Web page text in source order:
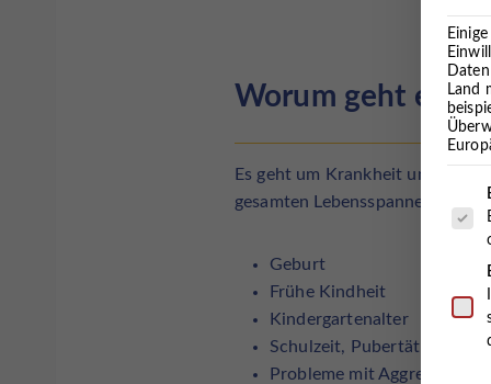
Worum geht es?
Es geht um Krankheit und
gesamten Lebensspanne:
Geburt
Frühe Kindheit
Kindergartenalter
Schulzeit, Pubertät
Probleme mit Aggressionen
Land
Es